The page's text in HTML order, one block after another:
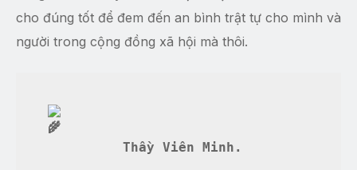
cho đúng tốt để đem đến an bình trật tự cho mình và
người trong cộng đồng xã hội mà thôi.
Thầy Viên Minh.